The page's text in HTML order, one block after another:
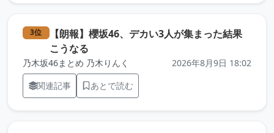
3位
【朗報】櫻坂46、デカい3人が集まった結果
こうなる
乃木坂46まとめ 乃木りんく
2026年8月9日 18:02
関連記事
あとで読む